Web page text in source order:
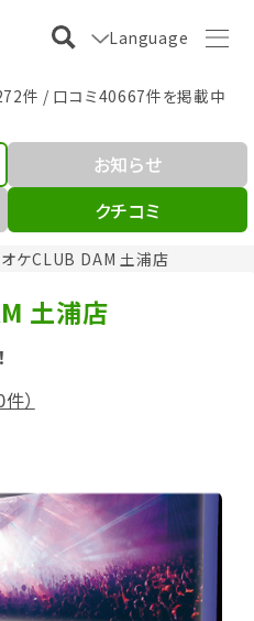
Language
件 / 口コミ40667件を掲載中
オケCLUB DAM 土浦店
お知らせ
クチコミ
土浦店
件）